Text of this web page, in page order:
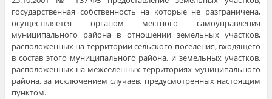
государственная собственность на которые не разграничена,
осуществляется органом местного самоуправления
муниципального района в отношении земельных участков,
расположенных на территории сельского поселения, входящего
в состав этого муниципального района, и земельных участков,
расположенных на межселенных территориях муниципального
района, за исключением случаев, предусмотренных настоящим
пунктом.